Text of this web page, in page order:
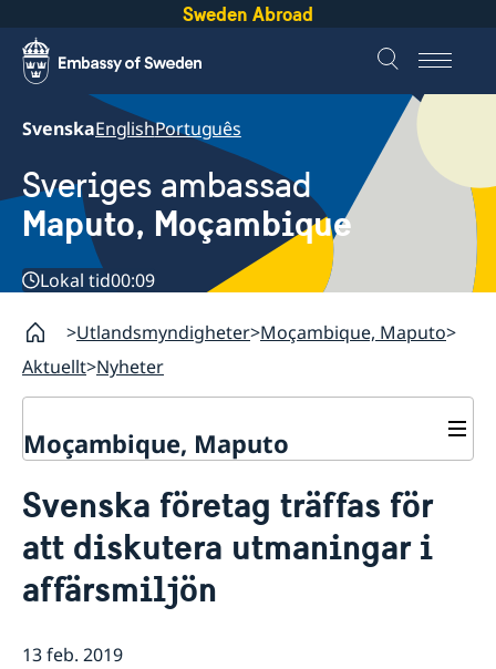
Sweden Abroad
SvenskaEnglishPortuguês
Sveriges ambassad
Maputo, Moçambique
Lokal tid00:09
Utlandsmyndigheter Moçambique, Maputo
Aktuellt Nyheter
Moçambique, Maputo
Om oss
Personal Moçambique
Aktuellt
Nya statsråd på Utrikesdepartementet
Nyheter
Svenska företag träffas för
att diskutera utmaningar i
affärsmiljön
13 feb. 2019